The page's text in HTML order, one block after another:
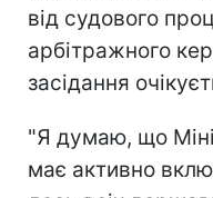
від судового
арбітражного
засідання
"Я думаю, що
має активно